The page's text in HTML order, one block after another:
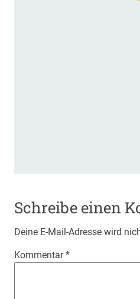
Schreibe einen
Deine E-Mail-Adresse wird
Kommentar*